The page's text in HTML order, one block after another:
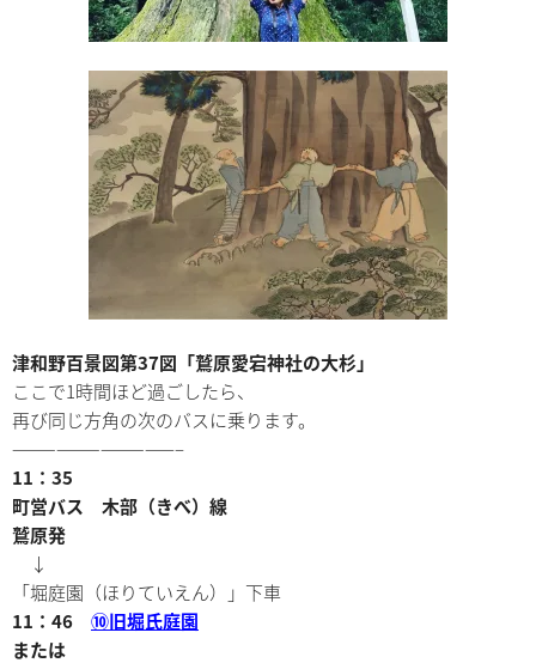
津和野百景図第37図「鷲原愛宕神社の大杉」
ここで1時間ほど過ごしたら、
再び同じ方角の次のバスに乗ります。
———————————–
11：35
町営バス 木部（きべ）線
鷲原発
↓
「堀庭園（ほりていえん）」下車
11：46 ⑩旧堀氏庭園
または